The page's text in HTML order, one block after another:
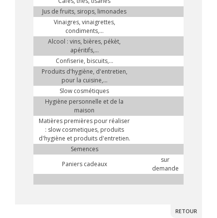
Jus de fruits, sirops, limonades
Vinaigres, vinaigrettes,
condiments,...
Alcool : vins, bières, pékèt,
apéritifs,...
Confiserie, biscuits,...
Produits d'hygiène, d'entretien,
pour la cuisine,...
Slow cosmétiques
Hygiène personnelle et de la
maison
Matières premières pour réaliser
: slow cosmetiques, produits
d'hygiène et produits d'entretien.
Semences
Paniers cadeaux
sur
demande
RETOUR